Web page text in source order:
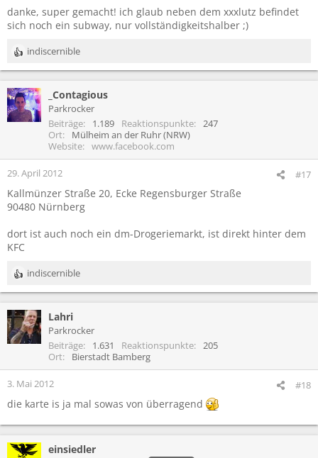
n
:
danke, super gemacht! ich glaub neben dem xxxlutz befindet
sich noch ein subway, nur vollständigkeitshalber ;)
R
e
k
t
i
e
n
indiscernible
_Contagious
Parkrocker
Beiträge
1.189 Reaktionspunkte
247
Ort
Mülheim an der Ruhr (NRW)
Website
www.facebook.com
29. April 2012 #17
Kallmünzer Straße 20, Ecke Regensburger Straße
90480 Nürnberg
dort ist auch noch ein dm-Drogeriemarkt, ist direkt hinter dem
KFC
R
e
k
t
i
n
:
indiscernible
Lahri
Parkrocker
Beiträge
1.631 Reaktionspunkte
205
Ort
Bierstadt Bamberg
3. Mai 2012 #18
die karte is ja mal sowas von überragend
einsiedler